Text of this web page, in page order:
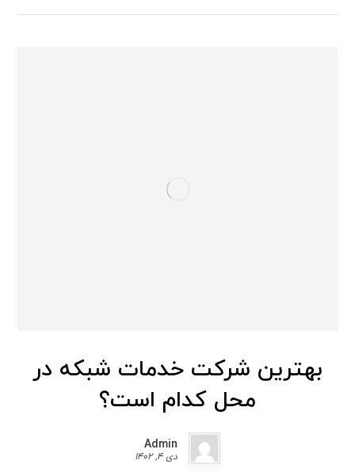
بهترین شرکت خدمات شبکه در
محل کدام است؟
Admin
دی 4, 1402